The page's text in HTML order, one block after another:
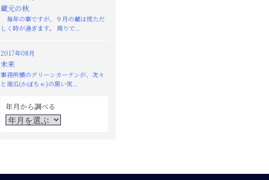
蔵元の秋
毎年の事ですが、９月の蔵は慌ただ
しく時が過ぎます。 周りで...
2017年08月
未来
事務所横のグリーンカーテンが、次々
と南瓜(かぼちゃ)の黒い実...
年月から調べる